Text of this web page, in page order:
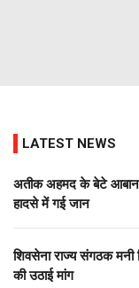
LATEST NEWS
अतीक अहमद के बेटे आबान
हादसे में गई जान
शिवसेना राज्य संगठक
की उठाई मांग